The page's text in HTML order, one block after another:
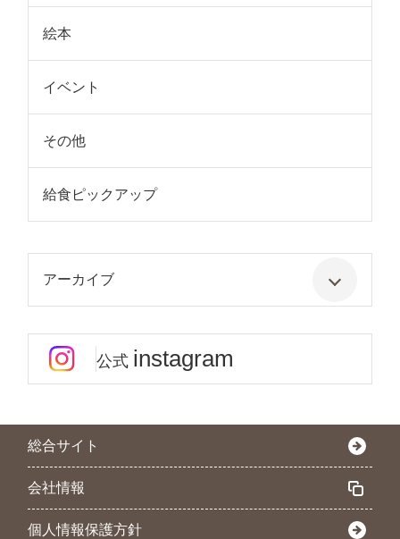
絵本
イベント
その他
給食ピックアップ
アーカイブ
公式 instagram
総合サイト
会社情報
個人情報保護方針